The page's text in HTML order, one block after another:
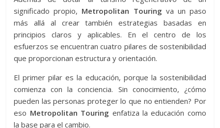
significado propio, Metropolitan Touring va un paso
más allá al crear también estrategias basadas en
principios claros y aplicables. En el centro de los
esfuerzos se encuentran cuatro pilares de sostenibilidad
que proporcionan estructura y orientación.
El primer pilar es la educación, porque la sostenibilidad
comienza con la conciencia. Sin conocimiento, ¿cómo
pueden las personas proteger lo que no entienden? Por
eso Metropolitan Touring enfatiza la educación como
la base para el cambio.